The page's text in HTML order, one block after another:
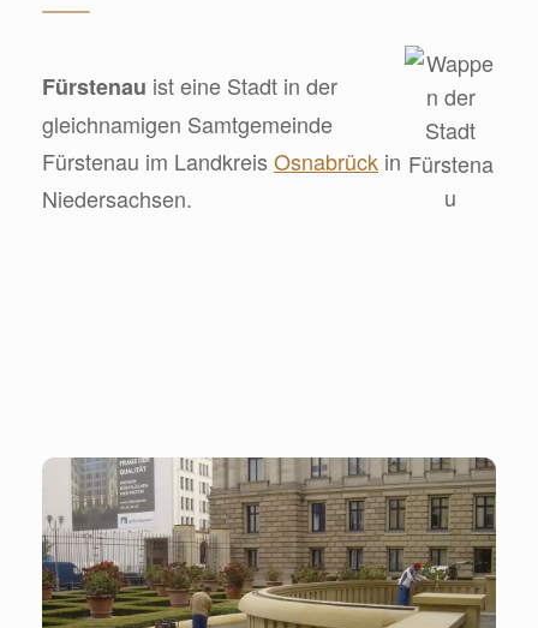
Fürstenau ist eine Stadt in der
gleichnamigen Samtgemeinde
Fürstenau im LandkreisOsnabrück in
Niedersachsen.